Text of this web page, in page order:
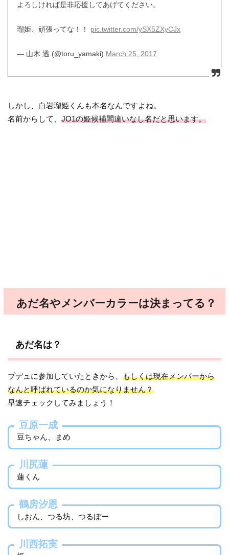
よろしければ是非応援してあげてください。
瑠姫、頑張ってな！！ pic.twitter.com/ySX5ZXyCJx
— 山木 透 (@toru_yamaki) March 25, 2017
しかし、白岩瑠姫くんも本名なんですよね。
名前からして、JO1の姫候補間違いなし名だと思います。
あだ名やメンバーカラーは決まってる？
あだ名は？
プデュに参加していたときから、もしくは現在メンバーから
なんと呼ばれているのか気になりません？
早速チェックしてみましょう！
豆原一成
豆ちゃん、まめ
川尻蓮
蓮くん
鶴房汐恩
しおん、つる坊、つるぼー
川西拓実